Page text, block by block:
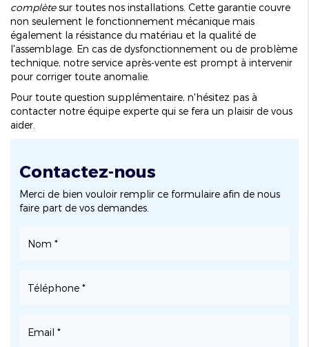
complètesur toutes nos installations. Cette garantie couvre
non seulement le fonctionnement mécanique mais
également la résistance du matériau et la qualité de
l'assemblage. En cas de dysfonctionnement ou de problème
technique, notre service après-vente est prompt à intervenir
pour corriger toute anomalie.
Pour toute question supplémentaire, n'hésitez pas à
contacter notre équipe experte qui se fera un plaisir de vous
aider.
Contactez-nous
Merci de bien vouloir remplir ce formulaire afin de nous
faire part de vos demandes.